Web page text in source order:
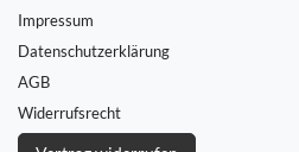
Impressum
Daten­schutz­erklärung
AGB
Widerrufs­recht